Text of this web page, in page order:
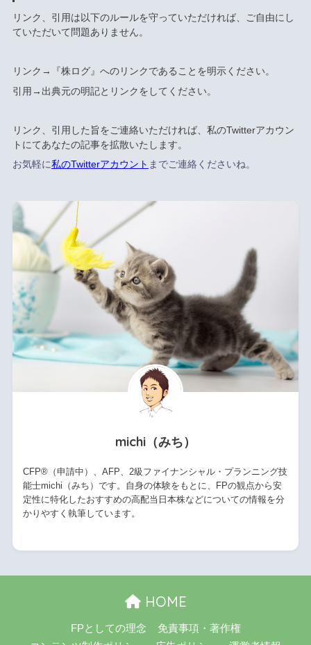
リンク、引用は以下のルールを守っていただければ、ご自由にし
ていただいて問題ありません。
リンク→『株ログ』へのリンクであることを明示ください。
引用→出典元の明記とリンクをしてください。
リンク、引用した旨をご連絡いただければ、私のTwitterアカウン
トにてあなたの記事を拡散いたします。
お気軽に私のTwitterアカウント までご連絡くださいね。
michi（みち）
CFP®（申請中）、AFP、2級ファイナンシャル・プランニング技
能士michi（みち）です。自身の体験をもとに、FPの観点から安
定性に特化したおすすめの高配当日本株などについての情報を分
かりやすく執筆しています。
HOME
FPとしての理念
免責事項・著作権